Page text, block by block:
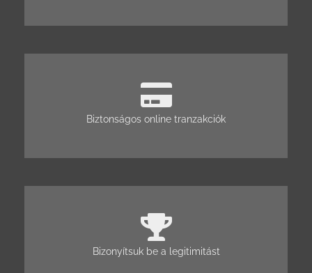
Biztonságos online tranzakciók
Bizonyítsuk be a legitimitást